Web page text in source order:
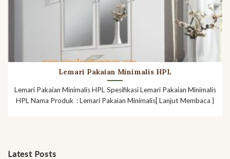
Latest Posts
Lemari Pakaian Minimalis HPL
Lemari Pakaian Minimalis HPL Spesifikasi Lemari Pakaian Minimalis
HPL Nama Produk : Lemari Pakaian Minimalis[ Lanjut Membaca }